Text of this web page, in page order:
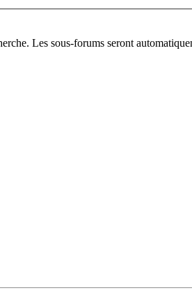
Les sous-forums seront